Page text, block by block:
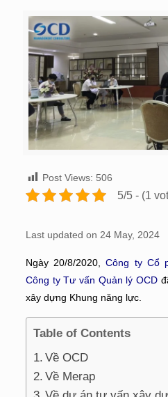
Post Views: 506
5/5 - (1
Last updated on 24 May, 2024
Ngày 20/8/2020,Công ty Cổ
Công ty Tư vấn Quản lý OCD
xây dựng Khung năng lực.
Table of Contents
Về OCD
Về Merap